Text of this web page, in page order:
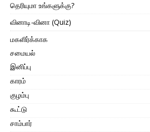
தெரியுமா உங்களுக்கு?
வினாடி-வினா (Quiz)
மகளிர்க்காக
சமையல்
இனிப்பு
காரம்
குழம்பு
கூட்டு
சாம்பார்